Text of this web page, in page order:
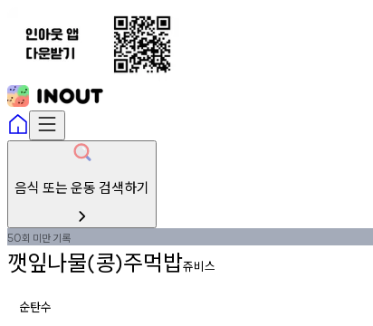
음식 또는 운동 검색하기
50회 미만기록
깻잎나물(콩)주먹밥쥬비스
순탄수